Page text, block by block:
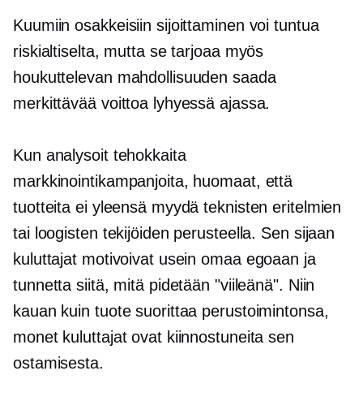
Kuumiin osakkeisiin sijoittaminen voi tuntua
riskialtiselta, mutta se tarjoaa myös
houkuttelevan mahdollisuuden saada
merkittävää voittoa lyhyessä ajassa.
Kun analysoit tehokkaita
markkinointikampanjoita, huomaat, että
tuotteita ei yleensä myydä teknisten eritelmien
tai loogisten tekijöiden perusteella. Sen sijaan
kuluttajat motivoivat usein omaa egoaan ja
tunnetta siitä, mitä pidetään "viileänä". Niin
kauan kuin tuote suorittaa perustoimintonsa,
monet kuluttajat ovat kiinnostuneita sen
ostamisesta.